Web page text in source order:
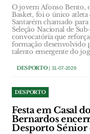
O jovem Afonso Bento,
Basket, foi o único
Santarém chamado
Seleção Nacional de
convocatória que
formação desenvolvido
talento emergente do
DESPORTO| 31-07-2026
DESPORTO
Festa em Casal
Bernardos
Desporto